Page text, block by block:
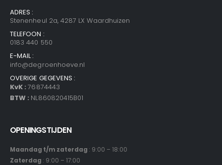
ADRES :
Stenenheul 2a, 4287 LX Waardhuizen
TELEFOON :
0183 440 550
E-MAIL :
info@degroenhoeve.nl
OVERIGE GEGEVENS :
KvK :76874443
BTW : NL860820415B01
OPENINGSTIJDEN
Maandag t/m zaterdag : 9:00 – 18:00
Zaterdag : 9:00 – 17:00